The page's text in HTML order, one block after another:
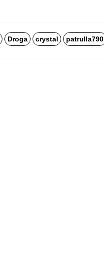
Droga crystal patrulla790